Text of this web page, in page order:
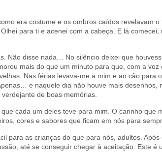
era costume e os ombros caídos revelavam
para ti e acenei com a cabeça. E lá
Não disse nada… No silêncio deixei que
mais do que um minuto para que, com a voz
Nas férias levava-me a mim e ao cão para
e naquele dia não houve mais
de boas memórias.
cada um deles teve para mim. O carinho que
cores e sabores que ficam em nós para
para as crianças do que para nós, adultos.
até se conseguir chegar à aceitação. Este é